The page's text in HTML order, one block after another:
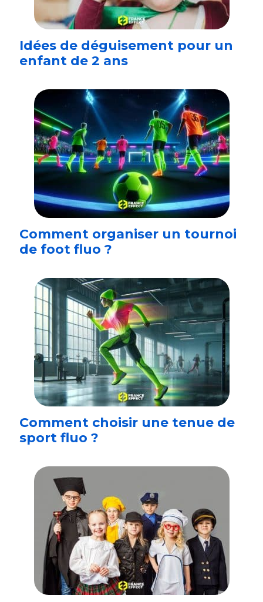
Idées de déguisement pour un
enfant de 2 ans
Comment organiser un tournoi
de foot fluo ?
Comment choisir une tenue de
sport fluo ?